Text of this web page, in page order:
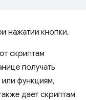
нажатии кнопки.
скриптам
получать
функциям,
дает скриптам